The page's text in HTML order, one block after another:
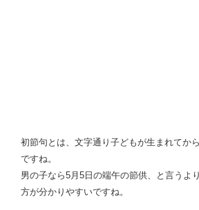
初節句とは、文字通り子どもが生まれてか
ですね。
男の子なら5月5日の端午の節供、と言うよ
方が分かりやすいですね。